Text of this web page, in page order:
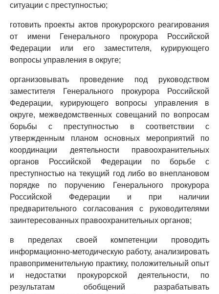
ситуации с преступностью;
готовить проекты актов прокурорского реагирования
от имени Генерального прокурора Российской
Федерации или его заместителя, курирующего
вопросы управления в округе;
организовывать проведение под руководством
заместителя Генерального прокурора Российской
Федерации, курирующего вопросы управления в
округе, межведомственных совещаний по вопросам
борьбы с преступностью в соответствии с
утвержденным планом основных мероприятий по
координации деятельности правоохранительных
органов Российской Федерации по борьбе с
преступностью на текущий год либо во внеплановом
порядке по поручению Генерального прокурора
Российской Федерации и при наличии
предварительного согласования с руководителями
заинтересованных правоохранительных органов;
в пределах своей компетенции проводить
информационно-методическую работу, анализировать
правоприменительную практику, положительный опыт
и недостатки прокурорской деятельности, по
результатам обобщений разрабатывать